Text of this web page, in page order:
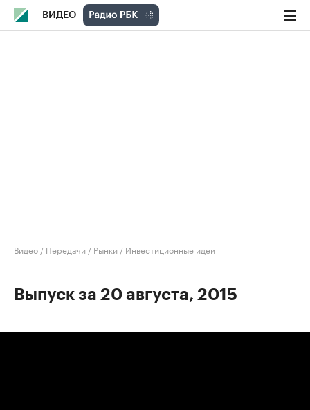
ВИДЕО
Видео / Передачи / Рынки / Инвестиционные идеи
Выпуск за 20 августа, 2015